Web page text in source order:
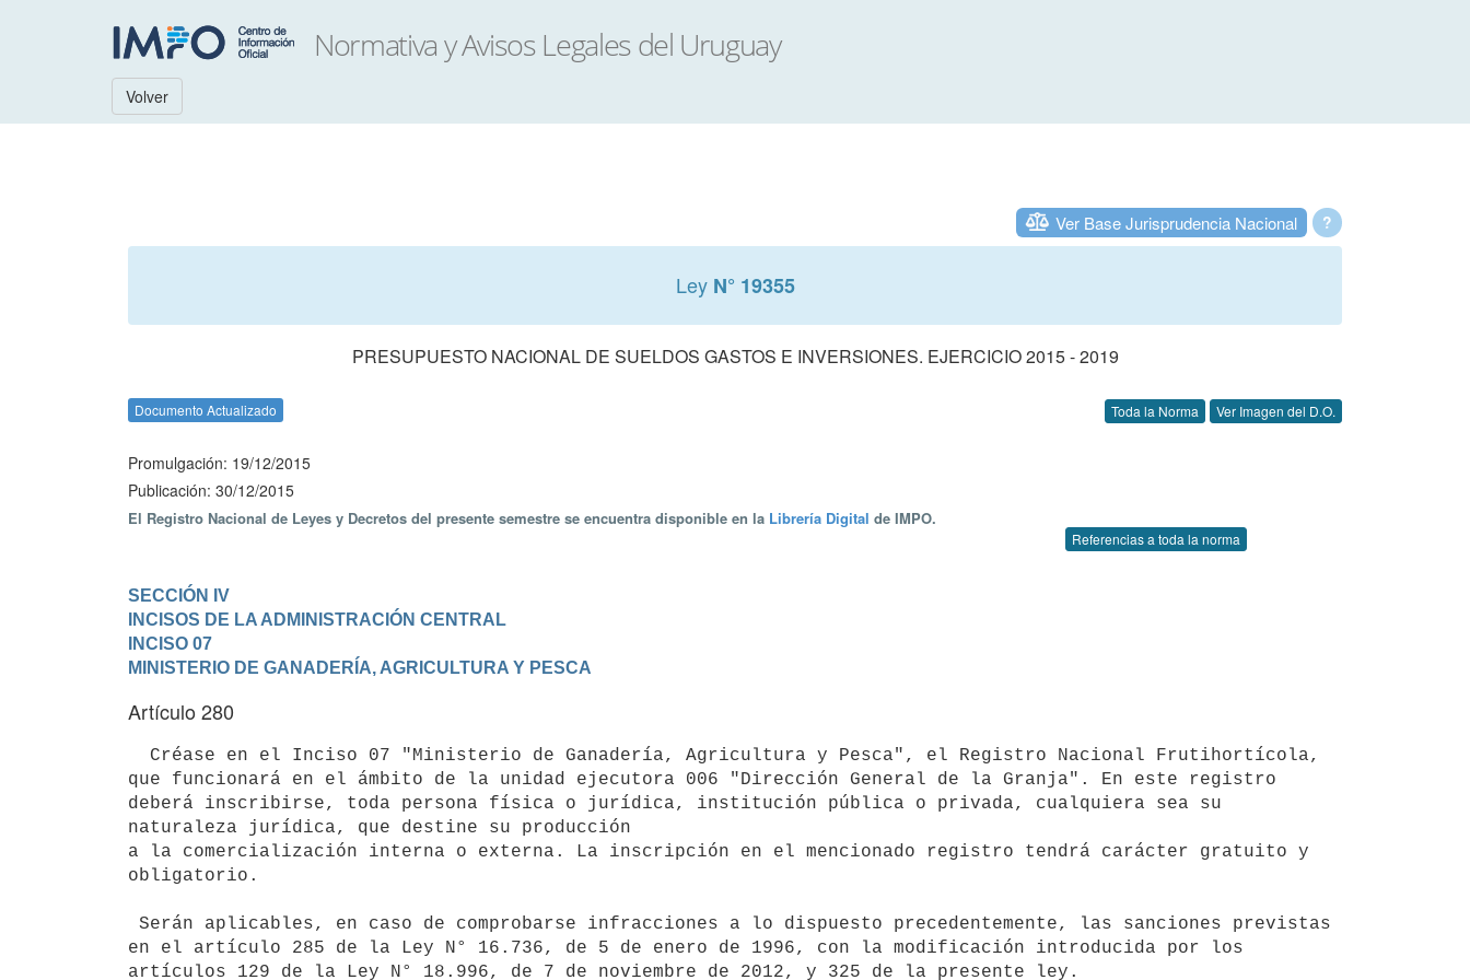
Volver
?
Ver Base Jurisprudencia Nacional
Ley N° 19355
PRESUPUESTO NACIONAL DE SUELDOS GASTOS E INVERSIONES. EJERCICIO 2015 - 2019
Documento Actualizado Toda la Norma Ver Imagen del D.O.
Promulgación: 19/12/2015
Publicación: 30/12/2015
El Registro Nacional de Leyes y Decretos del presente semestre se encuentra disponible en la Librería Digital de IMPO.
Referencias a toda la norma
SECCIÓN IV
INCISOS DE LA ADMINISTRACIÓN CENTRAL
INCISO 07
MINISTERIO DE GANADERÍA, AGRICULTURA Y PESCA
Artículo 280
que funcionará en el ámbito de la unidad ejecutora 006 "Dirección General de la Granja". En este registro
deberá inscribirse, toda persona física o jurídica, institución pública o privada, cualquiera sea su
naturaleza jurídica, que destine su producción
a la comercialización interna o externa. La inscripción en el mencionado registro tendrá carácter gratuito y
obligatorio.
en el artículo 285 de la Ley N° 16.736, de 5 de enero de 1996, con la modificación introducida por los
artículos 129 de la Ley N° 18.996, de 7 de noviembre de 2012, y 325 de la presente ley.